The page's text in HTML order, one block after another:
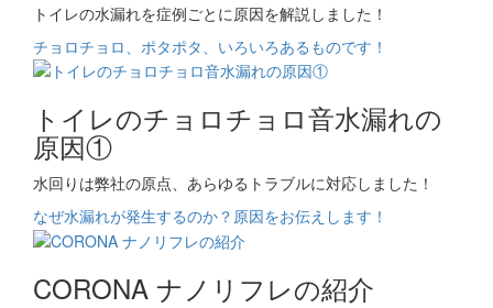
トイレの水漏れを症例ごとに原因を解説しました！
チョロチョロ、ポタポタ、いろいろあるものです！
トイレのチョロチョロ音水漏れの
原因①
水回りは弊社の原点、あらゆるトラブルに対応しました！
なぜ水漏れが発生するのか？原因をお伝えします！
CORONA ナノリフレの紹介